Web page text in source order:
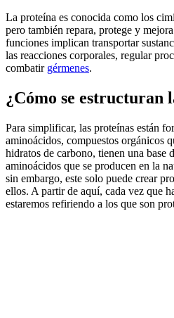
La proteína es conocida como los
pero también repara, protege y
funciones implican transportar
las reacciones corporales, regular
combatir gérmenes.
¿Cómo se estructuran
Para simplificar, las proteínas están
aminoácidos, compuestos orgánicos
hidratos de carbono, tienen una base
aminoácidos que se producen en la
sin embargo, este solo puede crear
ellos. A partir de aquí, cada vez que
estaremos refiriendo a los que son